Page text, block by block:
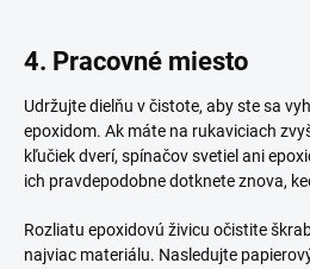
4. Pracovné miesto
Udržujte dielňu v čistote, aby ste sa
epoxidom. Ak máte na rukaviciach
kľučiek dverí, spínačov svetiel ani
ich pravdepodobne dotknete znova,
Rozliatu epoxidovú živicu očistite
najviac materiálu. Nasledujte